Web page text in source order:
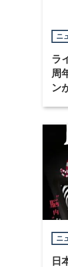
ニ
ラ
周
ン
ニ
日